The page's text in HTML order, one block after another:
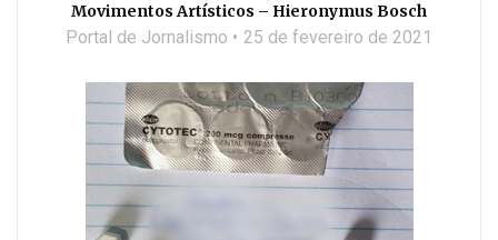
Movimentos Artísticos – Hieronymus Bosch
Portal de Jornalismo 25 de fevereiro de 2021